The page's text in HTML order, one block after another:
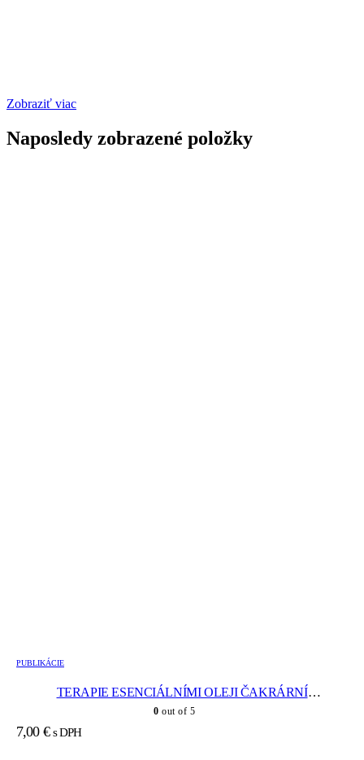
Zobraziť viac
Naposledy zobrazené položky
PUBLIKÁCIE
TERAPIE ESENCIÁLNÍMI OLEJI ČAKRÁRNÍ
AROMATERAPIE
0 out of 5
7,00 € s DPH